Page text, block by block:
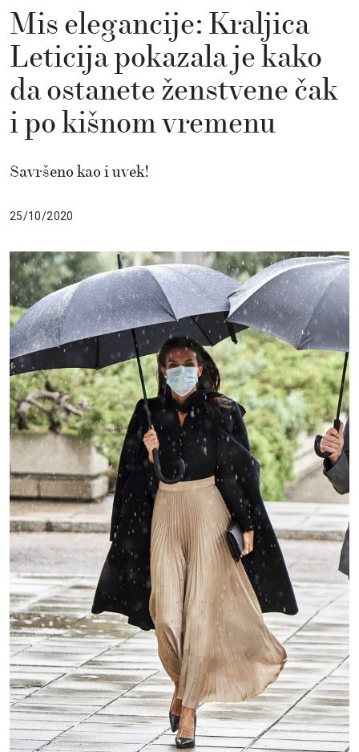
Mis elegancije: Kraljica
Leticija pokazala je kako
da ostanete ženstvene čak
i po kišnom vremenu
Savršeno kao i uvek!
25/10/2020